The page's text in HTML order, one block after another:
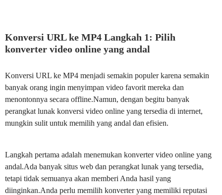
Konversi URL ke MP4 Langkah 1: Pilih
konverter video online yang andal
Konversi URL ke MP4 menjadi semakin populer karena semakin
banyak orang ingin menyimpan video favorit mereka dan
menontonnya secara offline.Namun, dengan begitu banyak
perangkat lunak konversi video online yang tersedia di internet,
mungkin sulit untuk memilih yang andal dan efisien.
Langkah pertama adalah menemukan konverter video online yang
andal.Ada banyak situs web dan perangkat lunak yang tersedia,
tetapi tidak semuanya akan memberi Anda hasil yang
diinginkan.Anda perlu memilih konverter yang memiliki reputasi